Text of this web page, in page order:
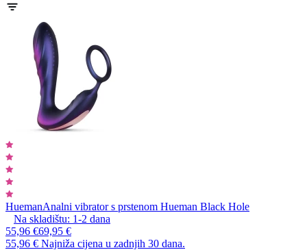
HuemanAnalni vibrator s prstenom Hueman Black Hole
Na skladištu: 1-2 dana
55,96 €69,95 €
55,96 € Najniža cijena u zadnjih 30 dana.